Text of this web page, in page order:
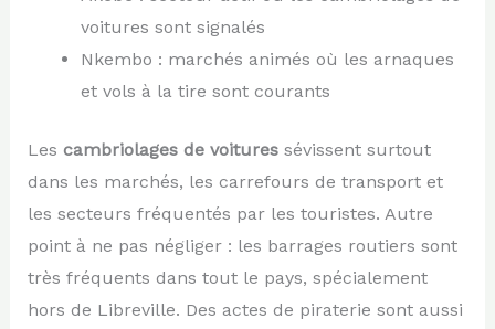
voitures sont signalés
Nkembo : marchés animés où les arnaques
et vols à la tire sont courants
Les cambriolages de voituressévissent surtout
dans les marchés, les carrefours de transport et
les secteurs fréquentés par les touristes. Autre
point à ne pas négliger : les barrages routiers sont
très fréquents dans tout le pays, spécialement
hors de Libreville. Des actes de piraterie sont aussi